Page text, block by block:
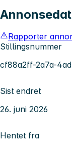
Rapporter
Stillingsnummer
cf88a2ff-2a7a-
Sist endret
26. juni 2026
Hentet fra